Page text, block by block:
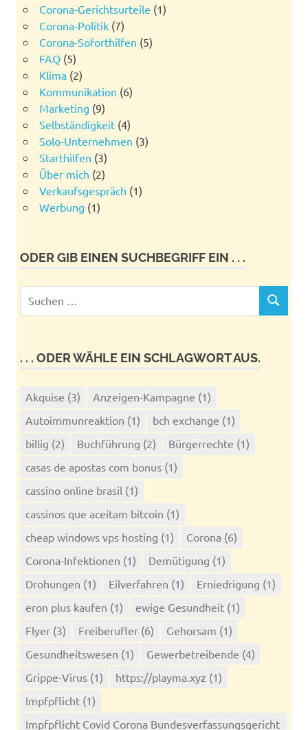
Corona-Gerichtsurteile (1)
Corona-Politik(7)
Corona-Soforthilfen (5)
FAQ(5)
Klima(2)
Kommunikation (6)
Marketing (9)
Selbständigkeit(4)
Solo-Unternehmen (3)
Starthilfen (3)
Über mich (2)
Verkaufsgespräch (1)
Werbung (1)
ODER GIB EINEN SUCHBEGRIFF EIN . . .
nach:
SUCHEN
. . . ODER WÄHLE EIN SCHLAGWORT AUS.
Akquise (3) Anzeigen-Kampagne (1)
Autoimmunreaktion (1) bch exchange (1)
billig (2) Buchführung (2) Bürgerrechte (1)
casas de apostas com bonus (1)
cassino online brasil (1)
cassinos que aceitam bitcoin (1)
cheap windows vps hosting (1) Corona (6)
Corona-Infektionen (1) Demütigung (1)
Drohungen (1) Eilverfahren (1) Erniedrigung (1)
eron plus kaufen (1) ewige Gesundheit (1)
Flyer (3) Freiberufler (6) Gehorsam (1)
Gesundheitswesen (1) Gewerbetreibende (4)
Grippe-Virus (1) https://playma.xyz (1)
Impfpflicht (1)
Impfpflicht Covid Corona Bundesverfassungsgericht